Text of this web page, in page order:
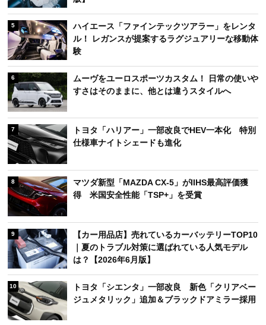
5
ハイエース「ファインテックツアラー」をレンタ
ル！ レガンスが提案するラグジュアリーな移動体
験
6
ムーヴをユーロスポーツカスタム！ 日常の使いや
すさはそのままに、他とは違うスタイルへ
7
トヨタ「ハリアー」一部改良でHEV一本化 特別
仕様車ナイトシェードも進化
8
マツダ新型「MAZDA CX-5」がIIHS最高評価獲
得 米国安全性能「TSP+」を受賞
9
【カー用品店】売れているカーバッテリーTOP10
｜夏のトラブル対策に選ばれている人気モデル
は？【2026年6月版】
10
トヨタ「シエンタ」一部改良 新色「クリアベー
ジュメタリック」追加＆ブラックドアミラー採用